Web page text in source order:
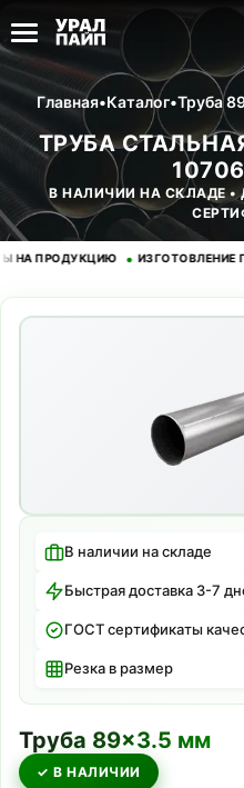
Главная•Каталог•Труба
ТРУБА
В НАЛИЧИИ НА СКЛАДЕ •
• ИЗГОТОВЛЕНИЕ ППУ И
В наличии на складе
Быстрая доставка 3-7
ГОСТ сертификаты
Резка в размер
Труба 89×3.5 мм
✓ В НАЛИЧИИ